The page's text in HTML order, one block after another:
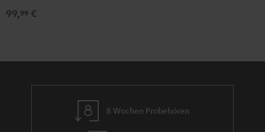
99,99 €
8 Wochen Probehören